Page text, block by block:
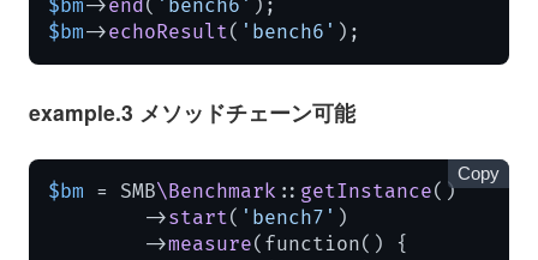
$bm->end( 'bench6'
$bm->echoResult( 'bench6' );
example.3 メソッドチェーン可能
$bm = SMB\Benchmark :: getInstance()
        ->
start( 'bench7' )
        ->
measure(function() {
Copy